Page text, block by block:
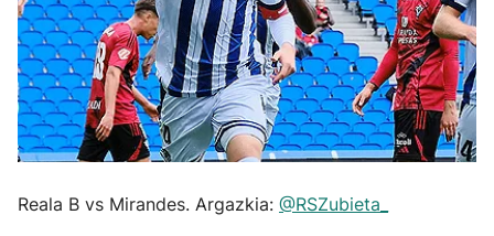
Atletismoa
Mendi-lasterketak
Kirol gehiago
Reala B vs Mirandes. Argazkia: @RSZubieta_